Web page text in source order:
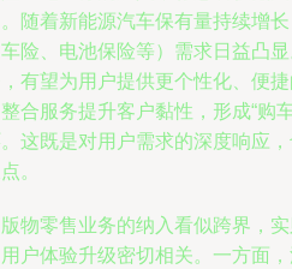
随着新能源汽车保有量持续增
险、电池保险等）需求日益凸
有望为用户提供更个性化、便
合服务提升客户黏性，形成“购
这既是对用户需求的深度响应
。
物零售业务的纳入看似跨界，
户体验升级密切相关。一方面